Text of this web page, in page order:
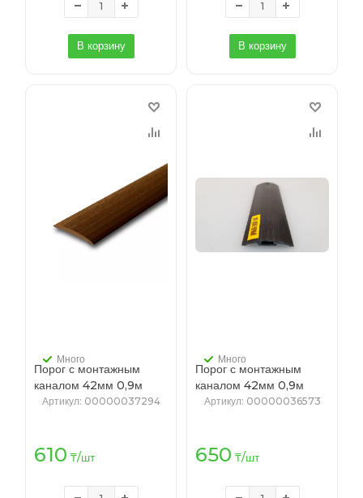
В корзину В корзину
Порог с монтажным
каналом 42мм 0,9м
"Идеал", 291 Орех
Много
Артикул: 00000037294
610 ₸/шт
Порог с монтажным
каналом 42мм 0,9м
"Идеал", 302 Венге
Много
Артикул: 00000036573
650 ₸/шт